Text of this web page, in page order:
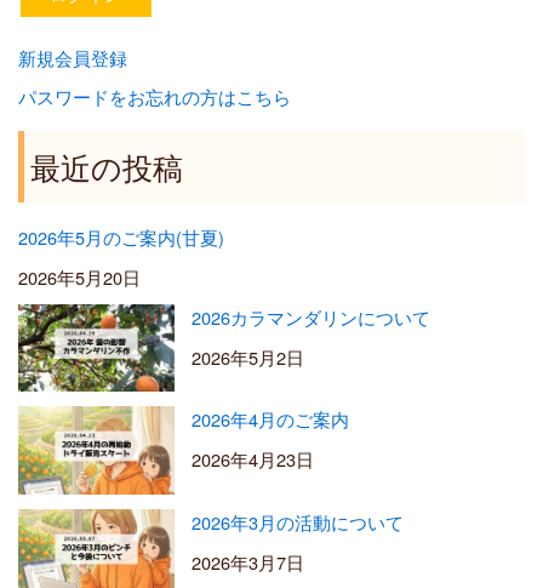
新規会員登録
パスワードをお忘れの方はこちら
最近の投稿
2026年5月のご案内(甘夏)
2026年5月20日
2026カラマンダリンについて
2026年5月2日
2026年4月のご案内
2026年4月23日
2026年3月の活動について
2026年3月7日